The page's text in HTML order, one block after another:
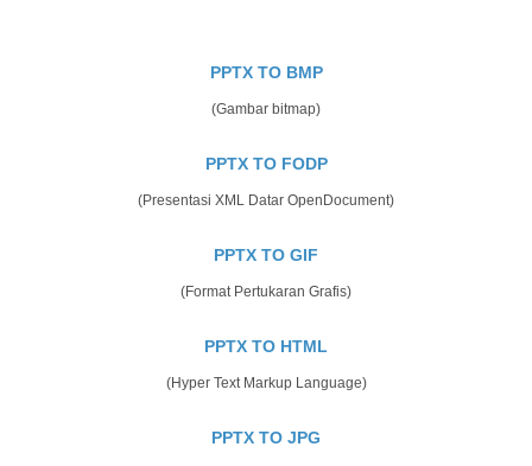
PPTX TO BMP
(Gambar bitmap)
PPTX TO FODP
(Presentasi XML Datar OpenDocument)
PPTX TO GIF
(Format Pertukaran Grafis)
PPTX TO HTML
(Hyper Text Markup Language)
PPTX TO JPG